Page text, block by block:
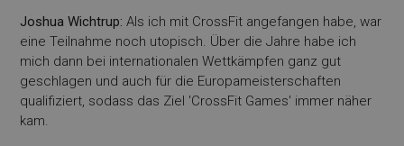
Joshua Wichtrup: Als ich mit CrossFit angefangen habe, war
eine Teilnahme noch utopisch. Über die Jahre habe ich
mich dann bei internationalen Wettkämpfen ganz gut
geschlagen und auch für die Europameisterschaften
qualifiziert, sodass das Ziel 'CrossFit Games' immer näher
kam.